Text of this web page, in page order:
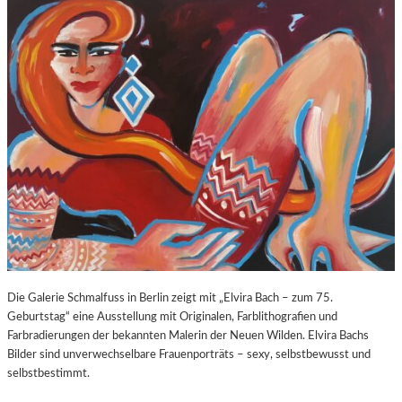
A
R
T
S
2
0
.
G
E
B
U
R
S
T
A
G
X
P
O
S
U
E
“
I
N
D
E
R
O
R
N
F
Die Galerie Schmalfuss in Berlin zeigt mit „Elvira Bach – zum 75.
Geburtstag“ eine Ausstellung mit Originalen, Farblithografien und
Farbradierungen der bekannten Malerin der Neuen Wilden. Elvira Bachs
Bilder sind unverwechselbare Frauenporträts – sexy, selbstbewusst und
selbstbestimmt.